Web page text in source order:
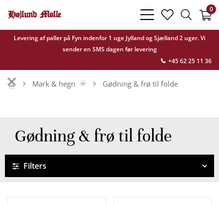
Levering af paller på Fyn indenfor 1 uge Jylland og Sjælland 2 uger. Vi
sender en SMS dagen før levering
+45 62 25 11 36
bars
light
heart
light
search
light
0
Mark & hegn Gødning & frø til folde
Gødning & frø til folde
Filters